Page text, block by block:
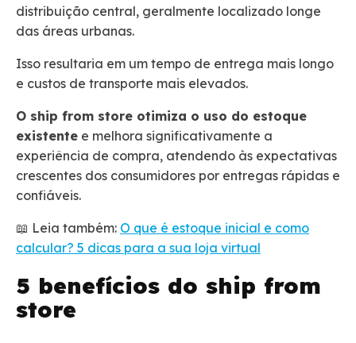
distribuição central, geralmente localizado longe
das áreas urbanas.
Isso resultaria em um tempo de entrega mais longo
e custos de transporte mais elevados.
O ship from store otimiza o uso do estoque
existente e melhora significativamente a
experiência de compra, atendendo às expectativas
crescentes dos consumidores por entregas rápidas e
confiáveis.
📖 Leia também: O que é estoque inicial e como
calcular? 5 dicas para a sua loja virtual
5 benefícios do ship from
store